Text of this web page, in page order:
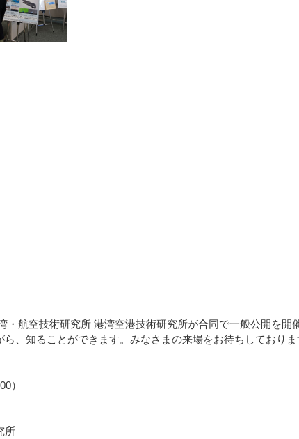
航空技術研究所 港湾空港技術研究所が合同で一般公開を開
、知ることができます。みなさまの来場をお待ちしておりま
）
所